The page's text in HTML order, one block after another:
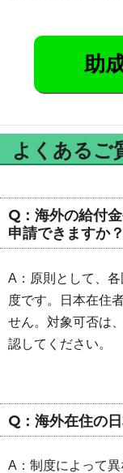
助
よくあるご
Q：海外の給付
申請できますか？
A：原則として、
度です。日本在住
せん。対象可否は
認してください。
Q：海外在住の
A：制度によって